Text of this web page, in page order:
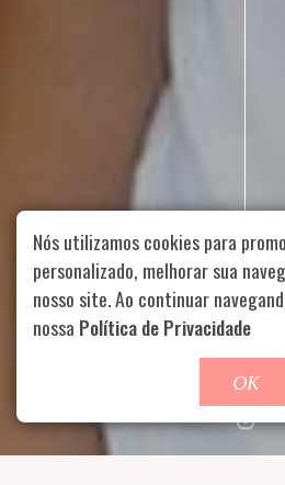
Rua Aurélia, 1714 – Vila Romana,
99178-5848 |
Role para
Nós utilizamos cookies para
personalizado, melhorar sua
nosso site. Ao continuar
nossa Política de Privacidade
OK